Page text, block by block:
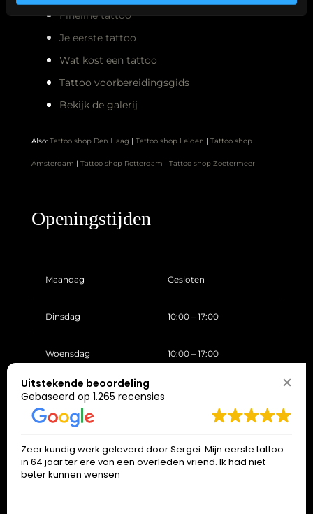
Fineline tattoo
Je eerste tattoo
Wat kost een tattoo
Tattoo voorbereidingsgids
Bekijk de galerij
Also: Tattoo shop Den Haag | Tattoo shop Leiden | Tattoo shop
Amsterdam | Tattoo shop Rotterdam | Tattoo shop Zoetermeer
Openingstijden
Maandag Gesloten
Dinsdag 10:00 – 17:00
Woensdag 10:00 – 17:00
Donderdag
Vrijdag
Zaterdag 10:00 – 17:00
Uitstekende beoordeling
Gebaseerd op 1.265 recensies
Zeer kundig werk geleverd door Sergei. Mijn eerste tattoo
in 64 jaar ter ere van een overleden vriend. Ik had niet
beter kunnen wensen